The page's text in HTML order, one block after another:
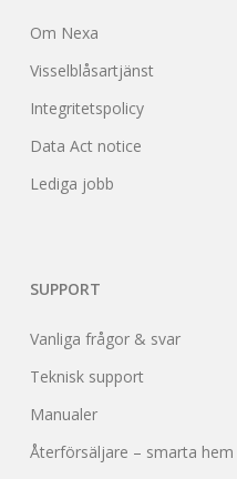
Om Nexa
Visselblåsartjänst
Integritetspolicy
Data Act notice
Lediga jobb
SUPPORT
Vanliga frågor & svar
Teknisk support
Manualer
Återförsäljare – smarta hem